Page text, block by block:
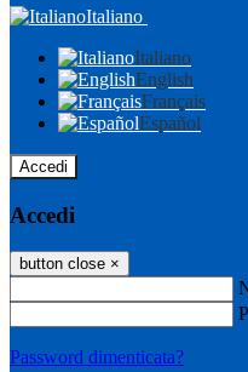
Italiano
Italiano
English
Français
Español
Accedi
Accedi
button close ×
Password dimenticata?